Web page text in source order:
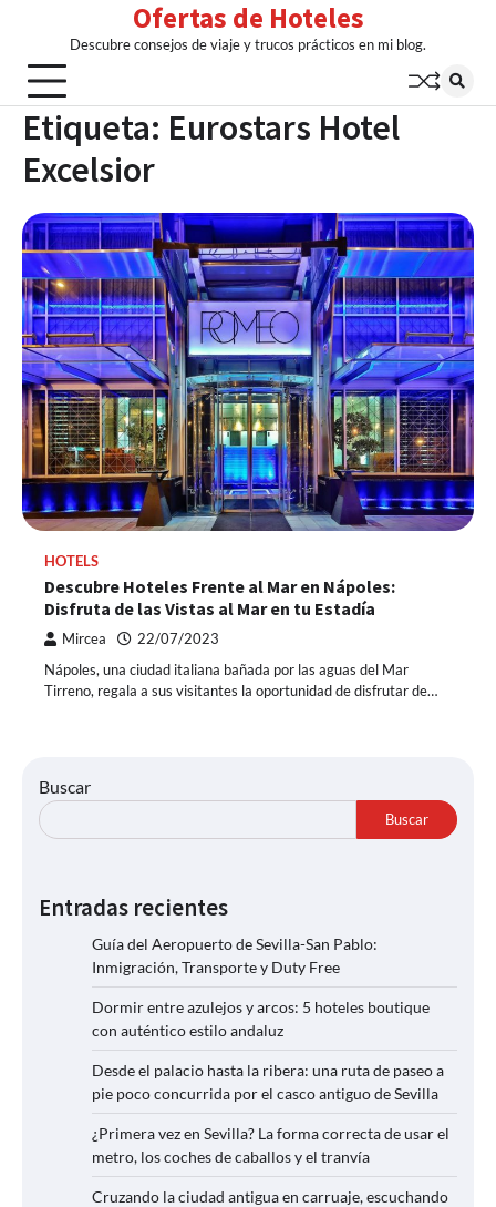
content
Ofertas de Hoteles
Descubre consejos de viaje y trucos prácticos en mi blog.
Etiqueta: Eurostars Hotel
Excelsior
HOTELS
Descubre Hoteles Frente al Mar en Nápoles:
Disfruta de las Vistas al Mar en tu Estadía
Mircea 22/07/2023
Nápoles, una ciudad italiana bañada por las aguas del Mar
Tirreno, regala a sus visitantes la oportunidad de disfrutar de…
Buscar
Buscar
Entradas recientes
Guía del Aeropuerto de Sevilla-San Pablo:
Inmigración, Transporte y Duty Free
Dormir entre azulejos y arcos: 5 hoteles boutique
con auténtico estilo andaluz
Desde el palacio hasta la ribera: una ruta de paseo a
pie poco concurrida por el casco antiguo de Sevilla
¿Primera vez en Sevilla? La forma correcta de usar el
metro, los coches de caballos y el tranvía
Cruzando la ciudad antigua en carruaje, escuchando